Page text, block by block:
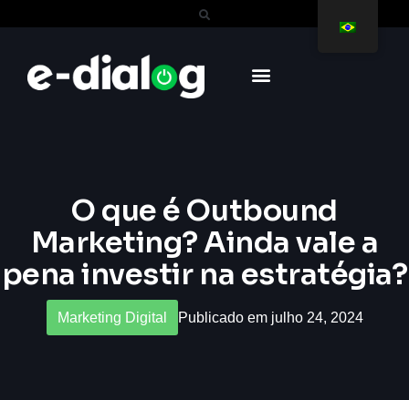
O que é Outbound
Marketing? Ainda vale a
pena investir na estratégia?
Marketing Digital Publicado em julho 24, 2024